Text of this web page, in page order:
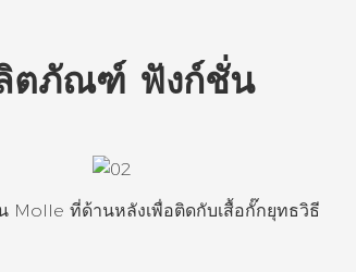
ตภัณฑ์ ฟังก์ชั่น
Molle ที่ด้านหลังเพื่อติดกับเสื้อกั๊กยุทธวิธี